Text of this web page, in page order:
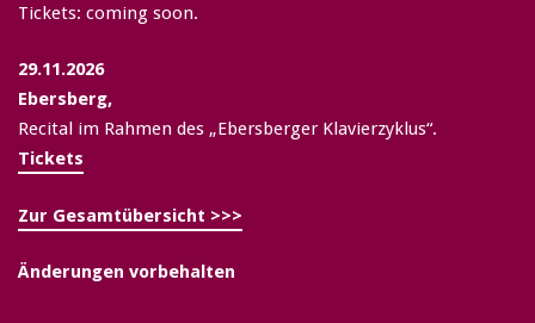
Tickets: coming soon.
29.11.2026
Ebersberg,
Recital im Rahmen des „Ebersberger Klavierzyklus“.
Tickets
Zur Gesamtübersicht >>>
Änderungen vorbehalten